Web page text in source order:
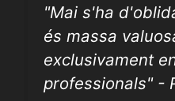
"Mai s'ha
és massa
exclusivament
professionals" -